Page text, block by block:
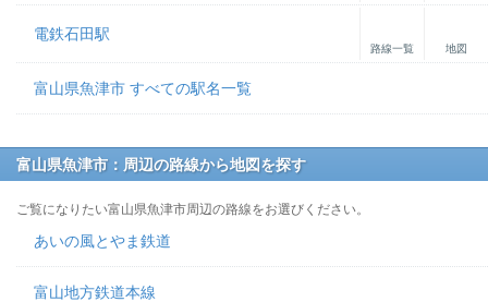
電鉄石田駅
路線一覧 地図
富山県魚津市 すべての駅名一覧
富山県魚津市：周辺の路線から地図を探す
ご覧になりたい富山県魚津市周辺の路線をお選びください。
あいの風とやま鉄道
富山地方鉄道本線